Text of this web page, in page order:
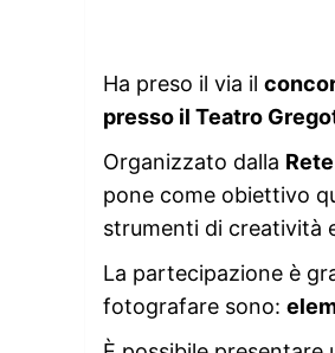
Ha preso il via il
presso il Teatro
Organizzato dalla
pone come obiettivo
strumenti di creatività
La partecipazione è
fotografare sono: